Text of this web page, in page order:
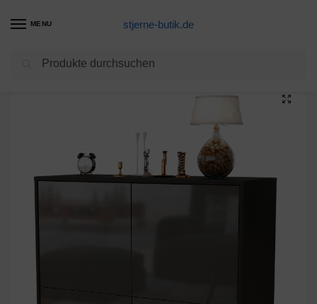
MENU stjerne-butik.de
Unkategorisiert / Sideboard Cara, Grau (92x79x35cm)